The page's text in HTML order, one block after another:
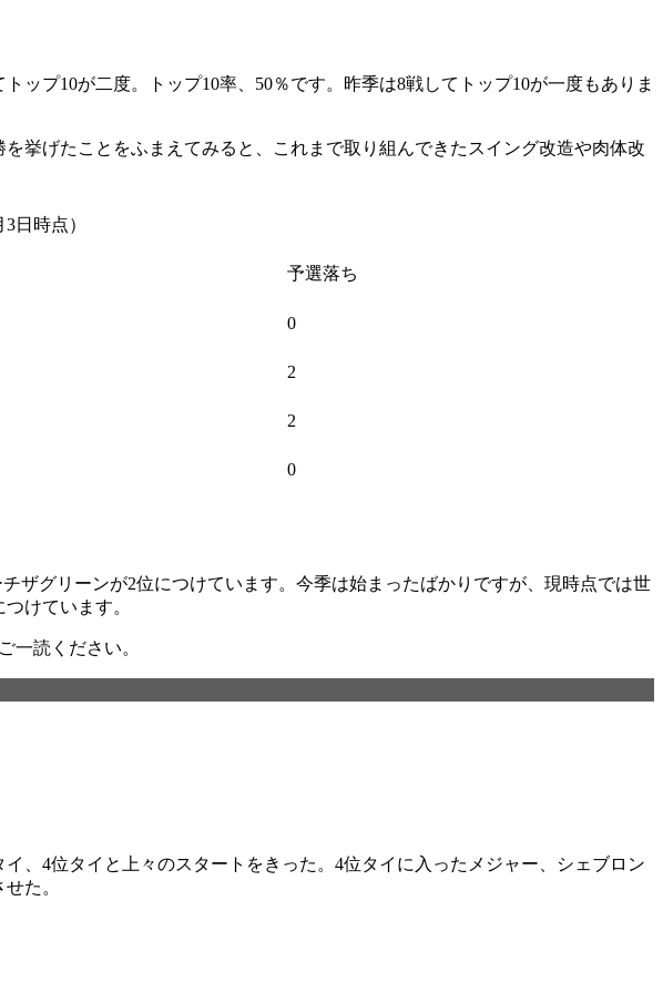
ップ10が二度。トップ10率、50％です。昨季は8戦してトップ10が一度もありま
挙げたことをふまえてみると、これまで取り組んできたスイング改造や肉体改
日時点）
予選落ち
0
2
2
0
ザグリーンが2位につけています。今季は始まったばかりですが、現時点では世
けています。
一読ください。
、4位タイと上々のスタートをきった。4位タイに入ったメジャー、シェブロン
た。